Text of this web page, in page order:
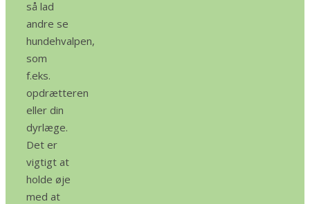
så lad
andre se
hundehvalpen,
som
f.eks.
opdrætteren
eller din
dyrlæge.
Det er
vigtigt at
holde øje
med at